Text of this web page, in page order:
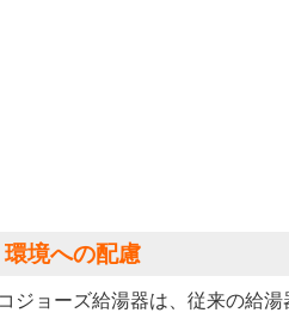
環境への配慮
ジョーズ給湯器は、従来の給